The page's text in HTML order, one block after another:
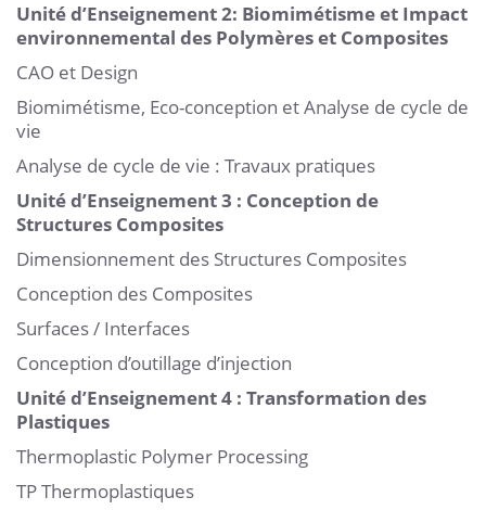
Unité d’Enseignement 2: Biomimétisme et Impact
environnemental des Polymères et Composites
CAO et Design
Biomimétisme, Eco-conception et Analyse de cycle de
vie
Analyse de cycle de vie : Travaux pratiques
Unité d’Enseignement 3 : Conception de
Structures Composites
Dimensionnement des Structures Composites
Conception des Composites
Surfaces / Interfaces
Conception d’outillage d’injection
Unité d’Enseignement 4 : Transformation des
Plastiques
Thermoplastic Polymer Processing
TP Thermoplastiques